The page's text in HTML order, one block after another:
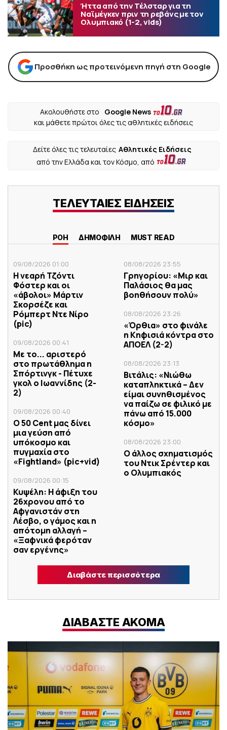
Ήττα από την Τέλσταρ για τη
Ναϊμέγκεν πριν τη ρεβάνς με τον
Ολυμπιακό (1-2, vids)
Προσθήκη ως προτεινόμενη πηγή στη Google
Ακολουθήστε στο
Google News
και μάθετε πρώτοι όλες τις αθλητικές ειδήσεις
Δείτε όλες τις τελευταίες Αθλητικές Ειδήσεις
από την Ελλάδα και τον Κόσμο, από
ΤΕΛΕΥΤΑΙΕΣ ΕΙΔΗΣΕΙΣ
ΡΟΗ ΔΗΜΟΦΙΛΗ MUST READ
09/08/2026 01:00
Η νεαρή Τζόντι
Φόστερ και οι
«άβολοι» Μάρτιν
Σκορσέζε και
Ρόμπερτ Ντε Νίρο
(pic)
09/08/2026 00:41
Με το... αριστερό
στο πρωτάθλημα η
Σπόρτινγκ - Πέτυχε
γκολ ο Ιωαννίδης (2-
2)
09/08/2026 00:40
Ο 50 Cent μας δίνει
μια γεύση από
υπόκοσμο και
πυγμαχία στο
«Fightland» (pic+vid)
09/08/2026 00:15
Κυψέλη: Η άφιξη του
26χρονου από το
Αφγανιστάν στη
Λέσβο, ο γάμος και η
απότομη αλλαγή –
«Ξαφνικά φερόταν
σαν εργένης»
08/08/2026 23:55
Γρηγορίου: «Μιρ και
Παλάσιος θα μας
βοηθήσουν πολύ»
08/08/2026 23:26
«Όρθια» στο φινάλε
η Κηφισιά κόντρα στο
ΑΠΟΕΛ (2-2)
08/08/2026 23:13
Βιτάλις: «Νιώθω
καταπληκτικά – Δεν
είμαι συνηθισμένος
να παίζω σε φιλικό με
πάνω από 15.000
κόσμο»
08/08/2026 23:00
Ο άλλος σχηματισμός
του Ντικ Σρέντερ και
ο Ολυμπιακός
Διαβάστε περισσότερα
ΔΙΑΒΑΣΤΕ ΑΚΟΜΑ